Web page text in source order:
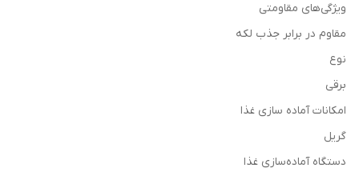
ویژگی‌های مقاومتی
مقاوم در برابر جذب لکه
نوع
برقی
امکانات آماده سازی غذا
گریل
دستگاه آماده‌سازی غذا